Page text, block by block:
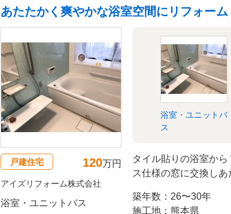
あたたかく爽やかな浴室空間にリフォーム
戸建住宅 120万円
アイズリフォーム株式会社
浴室・ユニットバス
浴室・ユニットバ
ス
タイル貼りの浴室か
ス仕様の窓に交換し
築年数：26〜30年
施工地：熊本県